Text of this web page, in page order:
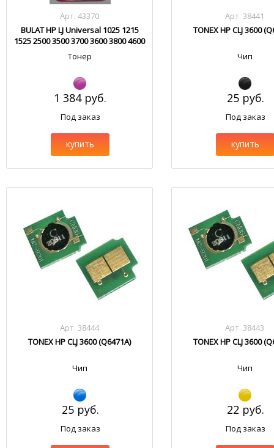
Арт. 43370
BULAT HP LJ Universal 1025 1215
1525 2500 3500 3700 3600 3800 4600
4700 5500 HM103.1
Тонер
1 384 руб.
Под заказ
купить
Арт. 38441
TONEX HP CLJ 3600
Чип
25 руб.
Под заказ
купить
Арт. 38444
TONEX HP CLJ 3600 (Q6471A)
Чип
25 руб.
Под заказ
Арт. 38443
TONEX HP CLJ 3600
Чип
22 руб.
Под заказ